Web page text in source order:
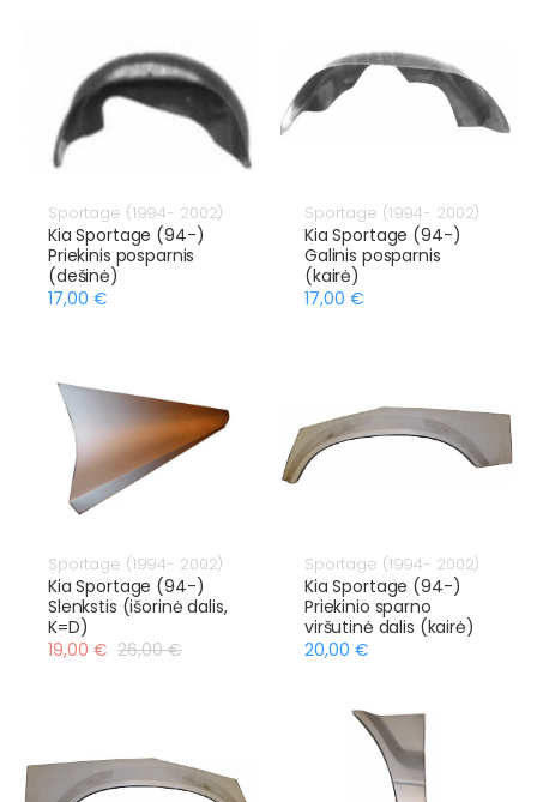
Sportage (1994- 2002)
Kia Sportage (94-)
Priekinis posparnis
(dešinė)
17,00 €
Sportage (1994- 2002)
Kia Sportage (94-)
Galinis posparnis
(kairė)
17,00 €
Sportage (1994- 2002)
Kia Sportage (94-)
Slenkstis (išorinė dalis,
K=D)
19,00 € 26,00 €
Sportage (1994- 2002)
Kia Sportage (94-)
Priekinio sparno
viršutinė dalis (kairė)
20,00 €